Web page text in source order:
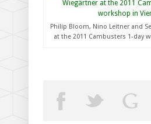
Philip Bloom, Nino Leitner and
at the 2011 Cambusters 1-day